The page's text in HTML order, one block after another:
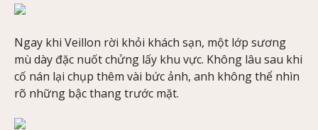
Ngay khi Veillon rời khỏi khách sạn, một lớp sương
mù dày đặc nuốt chửng lấy khu vực. Không lâu sau khi
cố nán lại chụp thêm vài bức ảnh, anh không thể nhìn
rõ những bậc thang trước mặt.